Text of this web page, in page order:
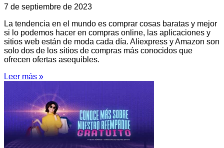
7 de septiembre de 2023
La tendencia en el mundo es comprar cosas baratas y mejor
si lo podemos hacer en compras online, las aplicaciones y
sitios web están de moda cada día. Aliexpress y Amazon son
solo dos de los sitios de compras más conocidos que
ofrecen ofertas asequibles.
Leer más »